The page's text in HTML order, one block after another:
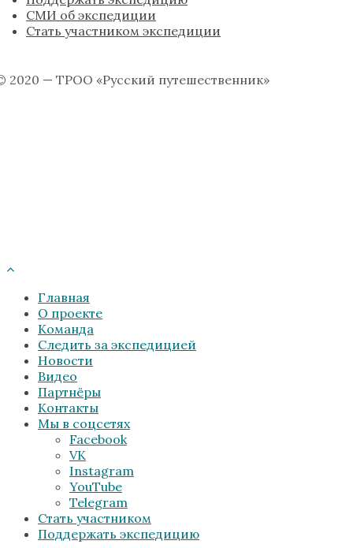
СМИ об экспедиции
Стать участником экспедиции
2020 — ТРОО «Русский путешественник»
Главная
О проекте
Команда
Следить за экспедицией
Новости
Видео
Партнёры
Контакты
Мы в соцсетях
Facebook
VK
Instagram
YouTube
Telegram
Стать участником
Поддержать экспедицию